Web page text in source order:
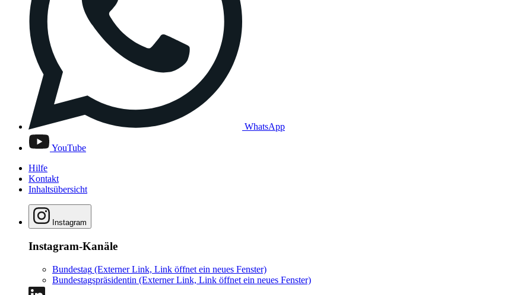
WhatsApp
YouTube
Hilfe
Kontakt
Inhaltsübersicht
Instagram
Instagram-Kanäle
Bundestag (Externer Link, Link öffnet ein neues Fenster)
Bundestagspräsidentin (Externer Link, Link öffnet ein neues Fenster)